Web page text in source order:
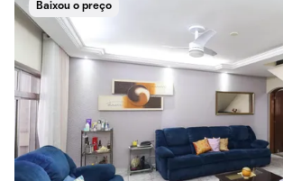
Baixou o preço